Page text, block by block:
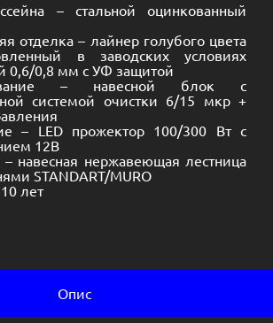
– стальной оцинкованный
отделка – лайнер голубого цвета
в заводских условиях
0,6/0,8 мм с УФ защитой
– навесной блок с
системой очистки 6/15 мкр +
– LED прожектор 100/300 Вт с
12В
– навесная нержавеющая лестница
STANDART/MURO
лет
Опис